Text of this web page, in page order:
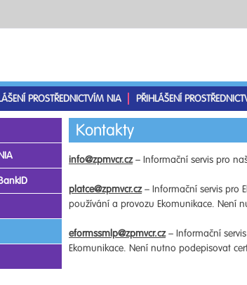
PROSTŘEDNICTVÍM NIA PŘIHLÁŠENÍ
Kontakty
info@zpmvcr.cz– Informační servis pro
platce@zpmvcr.cz– Informační servis pro
používání a provozu Ekomunikace. Není
eformssmlp@zpmvcr.cz– Informační
Ekomunikace. Není nutno podepisovat